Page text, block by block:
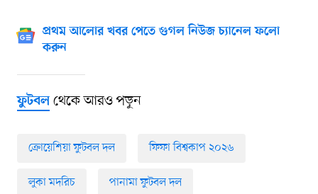
প্রথম আলোর খবর পেতে গুগল নিউজ চ্যানেল ফলো
করুন
ফুটবলথেকে আরও পড়ুন
ক্রোয়েশিয়া ফুটবল দল ফিফা বিশ্বকাপ ২০২৬
লুকা মদরিচ পানামা ফুটবল দল